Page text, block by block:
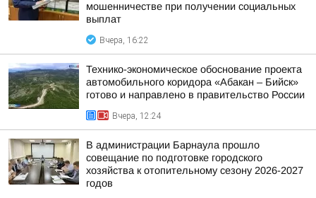
мошенничестве при получении социальных
выплат
Вчера, 16:22
Технико-экономическое обоснование проекта
автомобильного коридора «Абакан – Бийск»
готово и направлено в правительство России
Вчера, 12:24
В администрации Барнаула прошло
совещание по подготовке городского
хозяйства к отопительному сезону 2026-2027
годов